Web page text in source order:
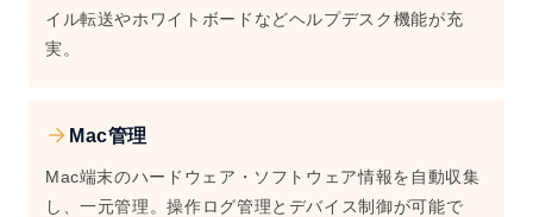
イル転送やホワイトボードなどヘルプデスク機能が充
実。
Mac管理
Mac端末のハードウェア・ソフトウェア情報を自動収集
し、一元管理。操作ログ管理とデバイス制御が可能で